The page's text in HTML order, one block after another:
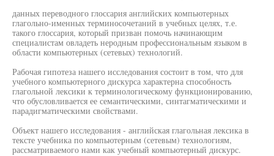
данных переводного глоссария английских компьютерных
глагольно-именных терминосочетаний в учебных целях, т.е.
такого глоссария, который призван помочь начинающим
специалистам овладеть неродным профессиональным языком в
области компьютерных (сетевых) технологий.
Рабочая гипотеза нашего исследования состоит в том, что для
учебного компьютерного дискурса характерна способность
глагольной лексики к терминологическому функционированию,
что обусловливается ее семантическими, синтагматическими и
парадигматическими свойствами.
Объект нашего исследования - английская глагольная лексика в
тексте учебника по компьютерным (сетевым) технологиям,
рассматриваемого нами как учебный компьютерный дискурс.